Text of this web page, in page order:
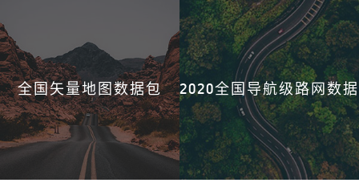
全国矢量地图数据包 2020全国导航级路网数据